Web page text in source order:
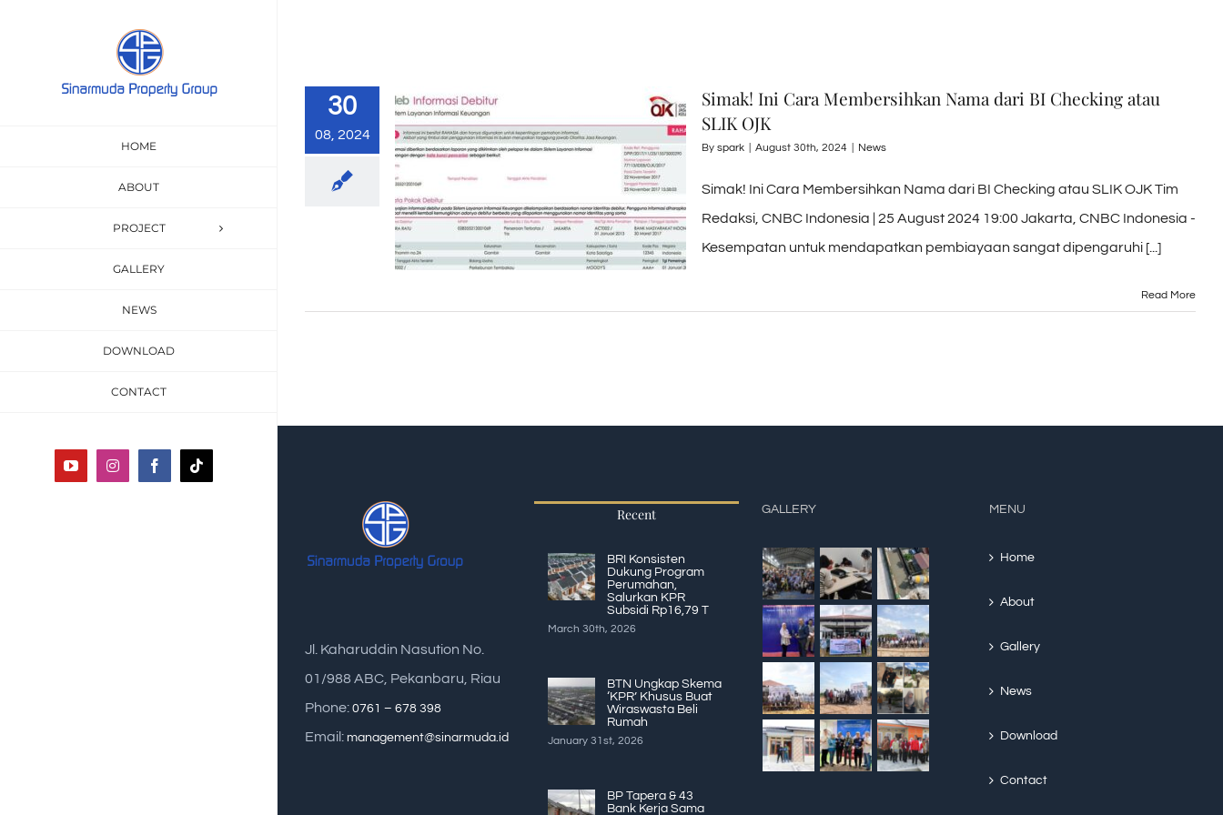
HOME
ABOUT
PROJECT
GALLERY
NEWS
DOWNLOAD
CONTACT
YouTubeInstagramFacebookTiktok
30
08, 2024
Simak! Ini Cara Membersihkan Nama dari BI Checking atau
SLIK OJK
By spark August 30th, 2024 News
Simak! Ini Cara Membersihkan Nama dari BI Checking atau SLIK OJK Tim
Redaksi, CNBC Indonesia | 25 August 2024 19:00 Jakarta, CNBC Indonesia -
Kesempatan untuk mendapatkan pembiayaan sangat dipengaruhi [...]
Read More
Jl. Kaharuddin Nasution No.
01/988 ABC, Pekanbaru, Riau
Phone: 0761 – 678 398
Email: management@sinarmuda.id
Recent
BRI Konsisten
Dukung Program
Perumahan,
Salurkan KPR
Subsidi Rp16,79 T
March 30th, 2026
BTN Ungkap Skema
‘KPR’ Khusus Buat
Wiraswasta Beli
Rumah
January 31st, 2026
BP Tapera & 43
Bank Kerja Sama
GALLERY MENU
Home
About
Gallery
News
Download
Contact